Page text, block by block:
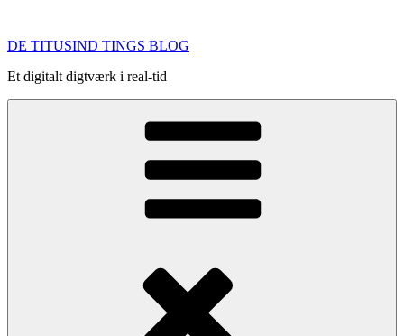
indhold
DE TITUSIND TINGS BLOG
Et digitalt digtværk i real-tid